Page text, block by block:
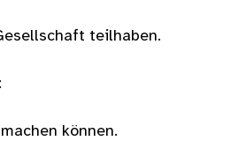
teilhaben.
können.